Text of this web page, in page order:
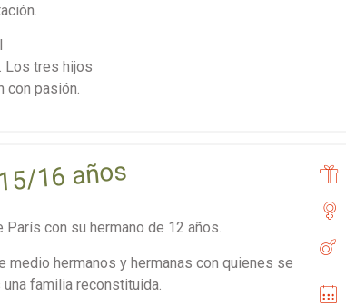
Los tres hijos
con pasión.
16 años
París con su hermano de 12 años.
medio hermanos y hermanas con quienes se
una familia reconstituida.